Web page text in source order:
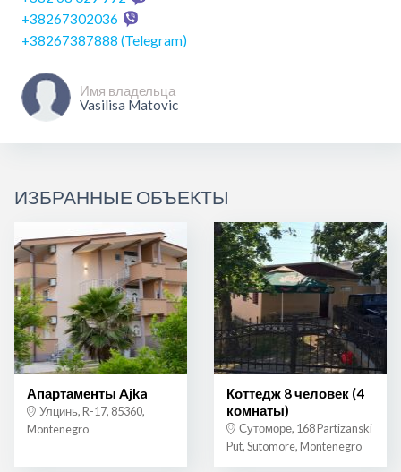
NIRVANU.Vaše utočište uz Jadran, gdje se ljeto osjeća
drugačije.
+38267302036
+38267387888 (Telegram)
Имя владельца
Vasilisa Matovic
ИЗБРАННЫЕ ОБЪЕКТЫ
Апартаменты Ajka
Улцинь, R-17, 85360,
Montenegro
Коттедж 8 человек (4
комнаты)
Сутоморе, 168 Partizanski
Put, Sutomore, Montenegro